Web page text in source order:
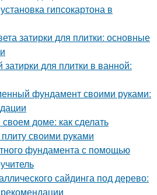
гипсокартона в
затирки для плитки: основные
для плитки в ванной:
фундамент своими руками:
доме: как сделать
своими руками
фундамента с помощью
сайдинга под дерево: